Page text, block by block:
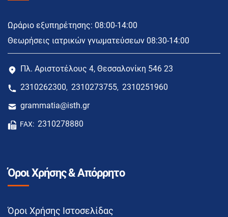
Ωράριο εξυπηρέτησης: 08:00-14:00
Θεωρήσεις ιατρικών γνωματεύσεων 08:30-14:00
Πλ. Αριστοτέλους 4, Θεσσαλονίκη 546 23
2310262300, 2310273755, 2310251960
grammatia@isth.gr
FAX: 2310278880
Όροι Χρήσης & Απόρρητο
Όροι Χρήσης Ιστοσελίδας